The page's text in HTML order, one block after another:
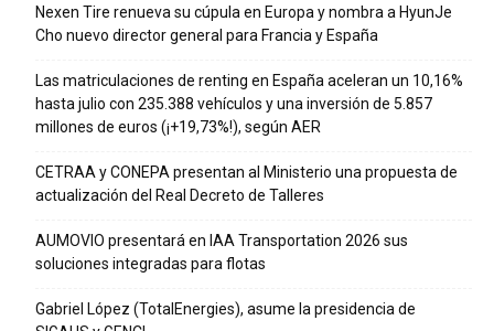
Nexen Tire renueva su cúpula en Europa y nombra a HyunJe
Cho nuevo director general para Francia y España
Las matriculaciones de renting en España aceleran un 10,16%
hasta julio con 235.388 vehículos y una inversión de 5.857
millones de euros (¡+19,73%!), según AER
CETRAA y CONEPA presentan al Ministerio una propuesta de
actualización del Real Decreto de Talleres
AUMOVIO presentará en IAA Transportation 2026 sus
soluciones integradas para flotas
Gabriel López (TotalEnergies), asume la presidencia de